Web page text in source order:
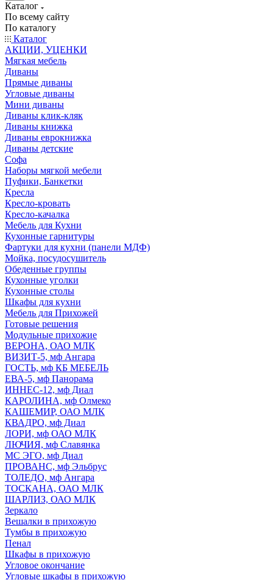
Каталог
По всему сайту
По каталогу
Каталог
АКЦИИ, УЦЕНКИ
Мягкая мебель
Диваны
Прямые диваны
Угловые диваны
Мини диваны
Диваны клик-кляк
Диваны книжка
Диваны еврокнижка
Диваны детские
Софа
Наборы мягкой мебели
Пуфики, Банкетки
Кресла
Кресло-кровать
Кресло-качалка
Мебель для Кухни
Кухонные гарнитуры
Фартуки для кухни (панели МДФ)
Мойка, посудосушитель
Обеденные группы
Кухонные уголки
Кухонные столы
Шкафы для кухни
Мебель для Прихожей
Готовые решения
Модульные прихожие
ВЕРОНА, ОАО МЛК
ВИЗИТ-5, мф Ангара
ГОСТЬ, мф КБ МЕБЕЛЬ
ЕВА-5, мф Панорама
ИННЕС-12, мф Диал
КАРОЛИНА, мф Олмеко
КАШЕМИР, ОАО МЛК
КВАДРО, мф Диал
ЛОРИ, мф ОАО МЛК
ЛЮЧИЯ, мф Славянка
МС ЭГО, мф Диал
ПРОВАНС, мф Эльбрус
ТОЛЕДО, мф Ангара
ТОСКАНА, ОАО МЛК
ШАРЛИЗ, ОАО МЛК
Зеркало
Вешалки в прихожую
Тумбы в прихожую
Пенал
Шкафы в прихожую
Угловое окончание
Угловые шкафы в прихожую